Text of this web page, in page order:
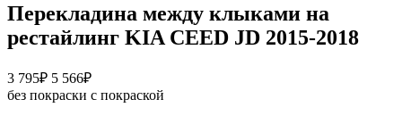
Перекладина между клыками на
рестайлинг KIA CEED JD 2015-2018
3 795₽ 5 566₽Диапазон
цен:
без покраски с покраской